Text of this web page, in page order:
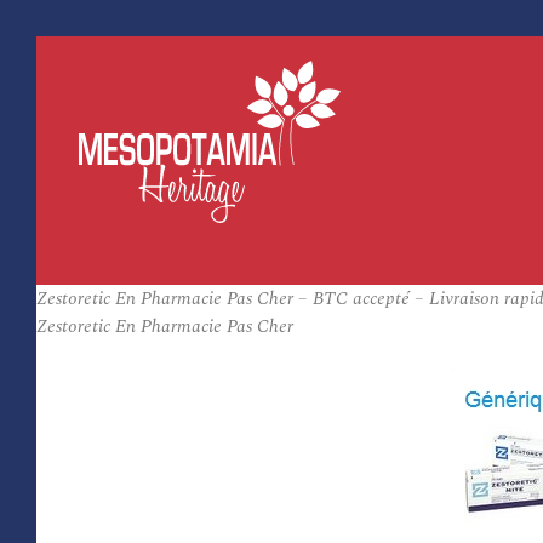
Zestoretic En Pharmacie Pas Cher – BTC accepté – Livraison
Zestoretic En Pharmacie Pas Cher